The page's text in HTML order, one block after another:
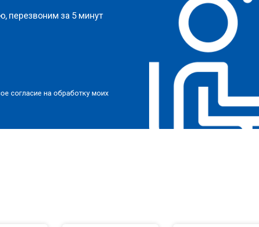
перезвоним за 5 минут
согласие на обработку моих